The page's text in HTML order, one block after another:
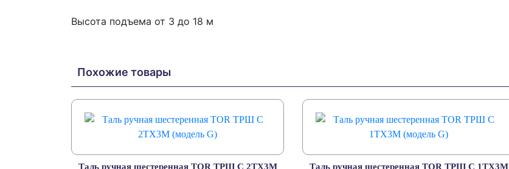
Высота подъема от 3 до 18 м
Похожие товары
Таль ручная шестеренная TOR ТРШ C 2ТХ3М
Таль ручная шестеренная TOR ТРШ C 1ТХ3М